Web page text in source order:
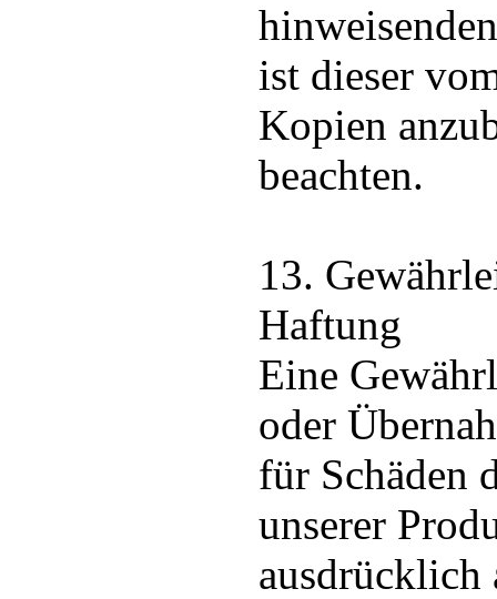
ist dieser
Kopien
beachten.
13.
Haftung
Eine
oder
für Schäden
unserer
ausdrücklich